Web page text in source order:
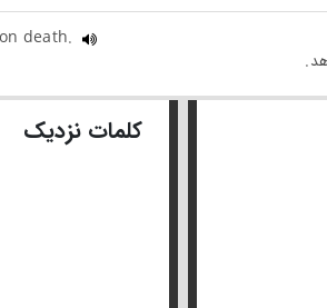
death.
کلمات نزدیک